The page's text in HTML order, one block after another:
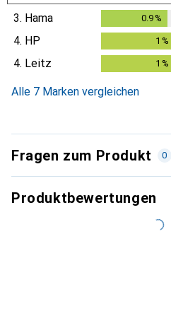
3. Hama 0.9%
4. HP 1 %
4. Leitz 1 %
Alle 7 Marken vergleichen
Fragen zum Produkt 0
Produktbewertungen